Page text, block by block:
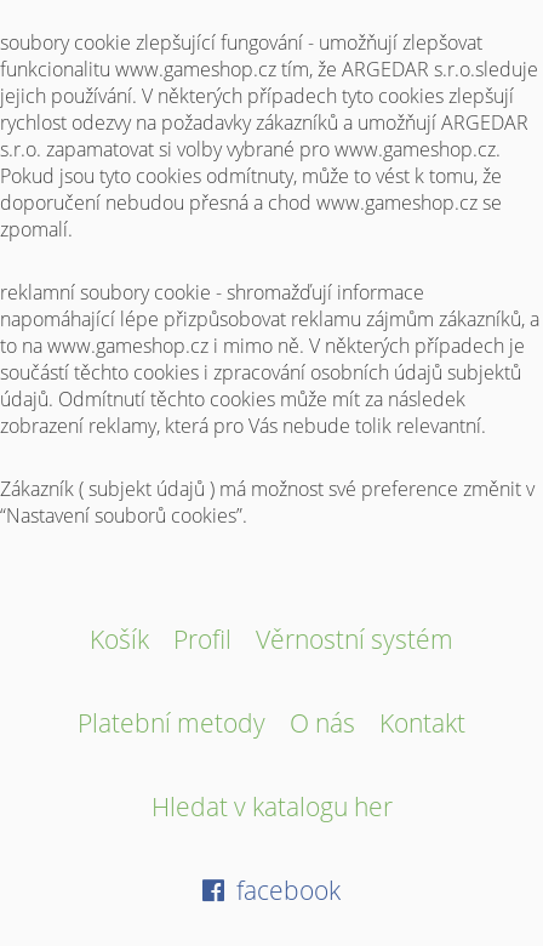
soubory cookie zlepšující fungování - umožňují zlepšovat
funkcionalitu www.gameshop.cz tím, že ARGEDAR s.r.o.sleduje
jejich používání. V některých případech tyto cookies zlepšují
rychlost odezvy na požadavky zákazníků a umožňují ARGEDAR
s.r.o. zapamatovat si volby vybrané pro www.gameshop.cz.
Pokud jsou tyto cookies odmítnuty, může to vést k tomu, že
doporučení nebudou přesná a chod www.gameshop.cz se
zpomalí.
reklamní soubory cookie - shromažďují informace
napomáhající lépe přizpůsobovat reklamu zájmům zákazníků, a
to na www.gameshop.cz i mimo ně. V některých případech je
součástí těchto cookies i zpracování osobních údajů subjektů
údajů. Odmítnutí těchto cookies může mít za následek
zobrazení reklamy, která pro Vás nebude tolik relevantní.
Zákazník ( subjekt údajů ) má možnost své preference změnit v
“Nastavení souborů cookies”.
Košík Profil Věrnostní systém
Platební metody O nás Kontakt
Hledat v katalogu her
facebook